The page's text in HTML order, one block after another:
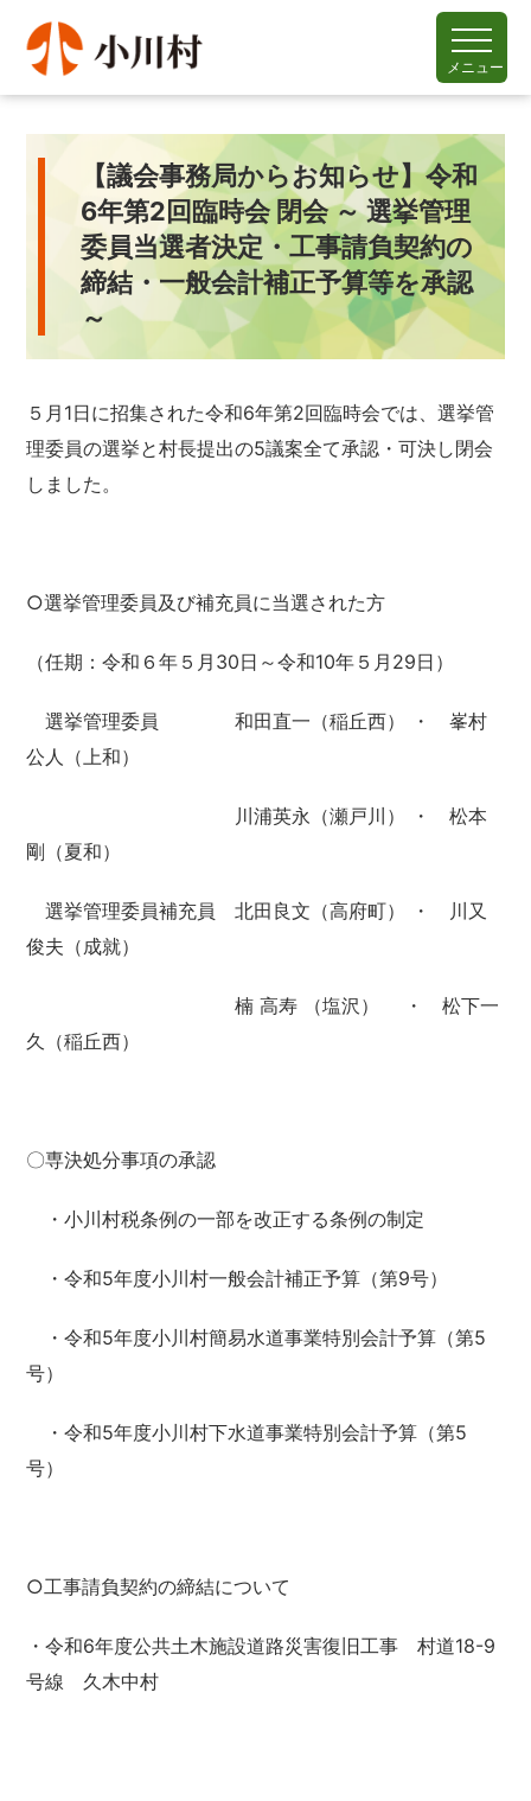
メニュー
【議会事務局からお知らせ】令和
6年第2回臨時会 閉会 ～ 選挙管理
委員当選者決定・工事請負契約の
締結・一般会計補正予算等を承認
～
５月1日に招集された令和6年第2回臨時会では、選挙管
理委員の選挙と村長提出の5議案全て承認・可決し閉会
しました。
○選挙管理委員及び補充員に当選された方
（任期：令和６年５月30日～令和10年５月29日）
選挙管理委員 和田直一（稲丘西） ・ 峯村
公人（上和）
川浦英永（瀬戸川） ・ 松本
剛（夏和）
選挙管理委員補充員 北田良文（高府町） ・ 川又
俊夫（成就）
楠 高寿 （塩沢） ・ 松下一
久（稲丘西）
〇専決処分事項の承認
・小川村税条例の一部を改正する条例の制定
・令和5年度小川村一般会計補正予算（第9号）
・令和5年度小川村簡易水道事業特別会計予算（第5
号）
・令和5年度小川村下水道事業特別会計予算（第5
号）
○工事請負契約の締結について
・令和6年度公共土木施設道路災害復旧工事 村道18-9
号線 久木中村